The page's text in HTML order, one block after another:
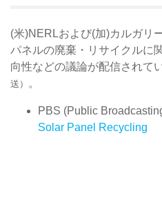
(米)NERLおよび(加)カルガリ
パネルの廃棄・リサイクルに
向性などの議論が配信されて
送）
。
PBS (Public
Solar Panel Recycling